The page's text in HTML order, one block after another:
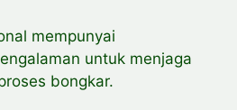
mempunyai
untuk menjaga
bongkar.